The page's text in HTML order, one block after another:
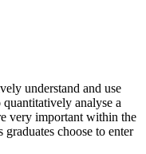
understand and use
analyse a
very important within the
choose to enter